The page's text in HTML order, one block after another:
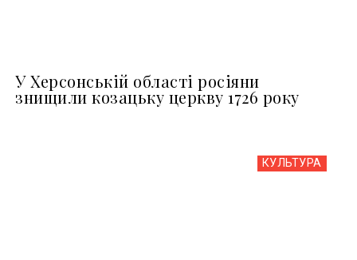
У Херсонській області росіяни
знищили козацьку церкву 1726 року
КУЛЬТУРА